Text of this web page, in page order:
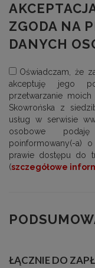
ZGODA NA
DANYCH
Oświadczam, że
akceptuję jego
przetwarzanie
Skowrońska z
usług w serwisie
osobowe
poinformowany(-a)
prawie dostępu do
(szczegółowe
ŁĄCZNIE DO